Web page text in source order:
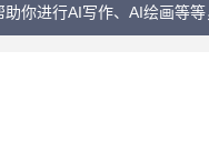
助你进行AI写作、AI绘画等